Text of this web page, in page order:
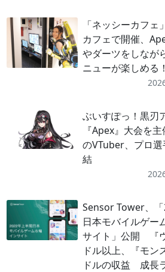
「ネッシーカフェ
カフェで開催、
やダーツをしなが
ニューが楽しめる！
ぶいすぽっ！黒刃
『Apex』大会を
のVTuber、プロ
結
Sensor Tower、
日本モバイルゲー
サイト」公開 『
ドル以上、『モン
ドルの収益 成長